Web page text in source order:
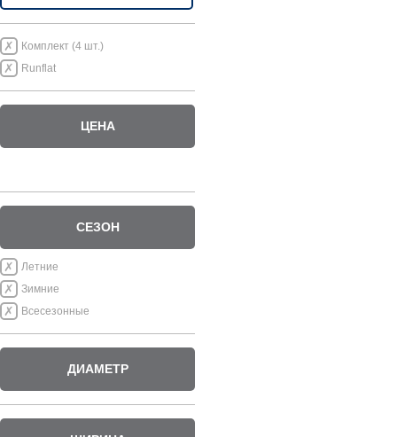
Комплект (4 шт.)
Runflat
ЦЕНА
СЕЗОН
Летние
Зимние
Всесезонные
ДИАМЕТР